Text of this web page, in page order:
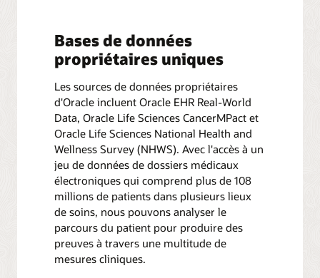
Bases de données
propriétaires uniques
Les sources de données propriétaires
d'Oracle incluent Oracle EHR Real-World
Data, Oracle Life Sciences CancerMPact et
Oracle Life Sciences National Health and
Wellness Survey (NHWS). Avec l'accès à un
jeu de données de dossiers médicaux
électroniques qui comprend plus de 108
millions de patients dans plusieurs lieux
de soins, nous pouvons analyser le
parcours du patient pour produire des
preuves à travers une multitude de
mesures cliniques.